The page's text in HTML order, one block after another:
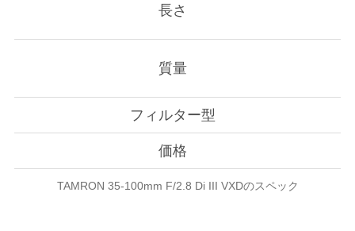
長さ
質量
フィルター型
価格
TAMRON 35-100mm F/2.8 Di III VXDのスペック